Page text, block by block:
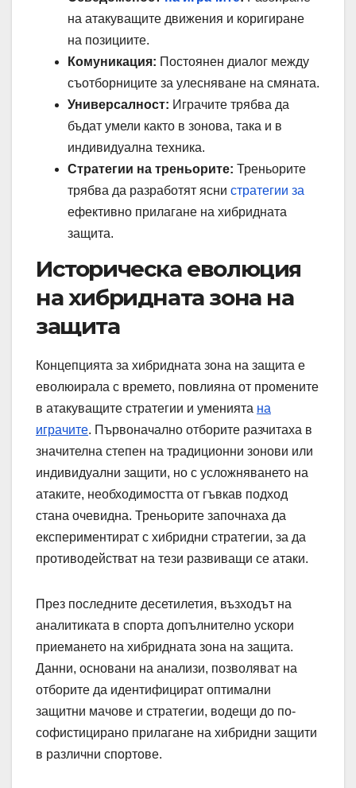
на атакуващите движения и коригиране
на позициите.
Комуникация: Постоянен диалог между
съотборниците за улесняване на смяната.
Универсалност: Играчите трябва да
бъдат умели както в зонова, така и в
индивидуална техника.
Стратегии на треньорите: Треньорите
трябва да разработят ясни стратегии за
ефективно прилагане на хибридната
защита.
Историческа еволюция
на хибридната зона на
защита
Концепцията за хибридната зона на защита е
еволюирала с времето, повлияна от промените
в атакуващите стратегии и уменията на
играчите. Първоначално отборите разчитаха в
значителна степен на традиционни зонови или
индивидуални защити, но с усложняването на
атаките, необходимостта от гъвкав подход
стана очевидна. Треньорите започнаха да
експериментират с хибридни стратегии, за да
противодействат на тези развиващи се атаки.
През последните десетилетия, възходът на
аналитиката в спорта допълнително ускори
приемането на хибридната зона на защита.
Данни, основани на анализи, позволяват на
отборите да идентифицират оптимални
защитни мачове и стратегии, водещи до по-
софистицирано прилагане на хибридни защити
в различни спортове.